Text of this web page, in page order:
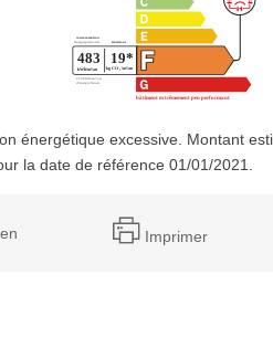
énergétique excessive. Montant
la date de référence 01/01/2021.
Imprimer